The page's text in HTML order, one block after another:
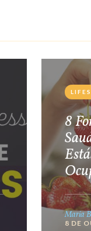
8
Maria
8 DE